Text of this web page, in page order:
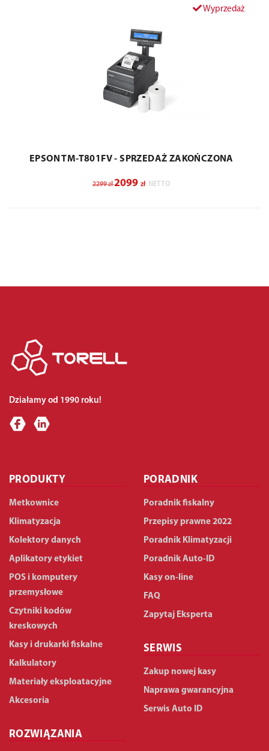
Wyprzedaż
EPSON TM-T801FV - SPRZEDAŻ ZAKOŃCZONA
2299zł2099 zł NETTO
Działamy od 1990 roku!
PRODUKTY
Metkownice
Klimatyzacja
Kolektory danych
Aplikatory etykiet
POS i komputery
przemysłowe
Czytniki kodów
kreskowych
Kasy i drukarki fiskalne
Kalkulatory
Materiały eksploatacyjne
Akcesoria
ROZWIĄZANIA
PORADNIK
Poradnik fiskalny
Przepisy prawne 2022
Poradnik Klimatyzacji
Poradnik Auto-ID
Kasy on-line
FAQ
Zapytaj Eksperta
SERWIS
Zakup nowej kasy
Naprawa gwarancyjna
Serwis Auto ID